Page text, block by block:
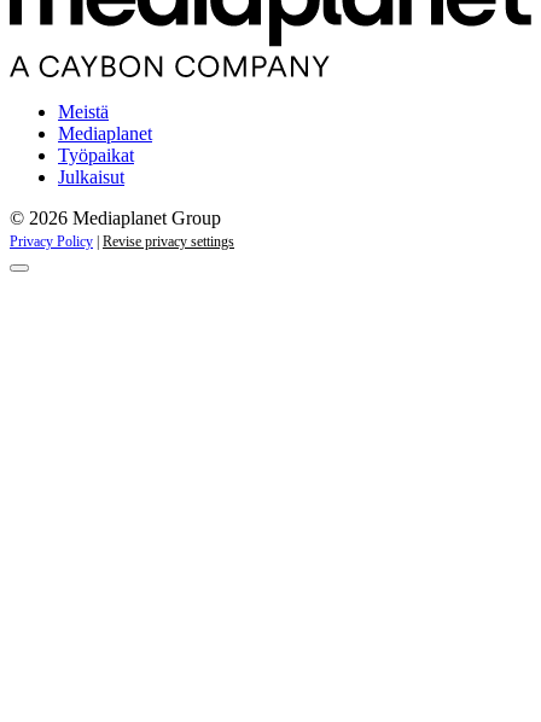
Meistä
Mediaplanet
Työpaikat
Julkaisut
© 2026 Mediaplanet Group
Privacy Policy | Revise privacy settings